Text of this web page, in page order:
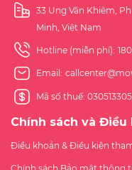
33 Ung Văn Khiêm,
Minh, Việt Nam
Hotline (miễn phí):
Email:
Mã số thuế:
Chính sách và
Điều khoản & Điều kiện